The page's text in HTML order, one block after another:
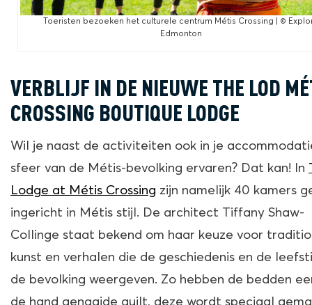
Toeristen bezoeken het culturele centrum Métis Crossing | ©
Edmonton
VERBLIJF IN DE NIEUWE THE LOD MÉ
CROSSING BOUTIQUE LODGE
Wil je naast de activiteiten ook in je
sfeer van de Métis-bevolking ervaren? Dat kan! In
Lodge at Métis Crossing zijn namelijk 40 kamers
ingericht in Métis stijl. De architect Tiffany Shaw-
Collinge staat bekend om haar keuze voor
kunst en verhalen die de geschiedenis en de
de bevolking weergeven. Zo hebben de bedden
de hand genaaide quilt, deze wordt speciaal